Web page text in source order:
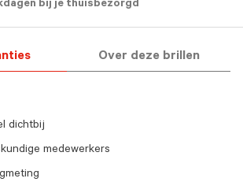
bij je thuisbezorgd
Over deze brillen
dichtbij
medewerkers